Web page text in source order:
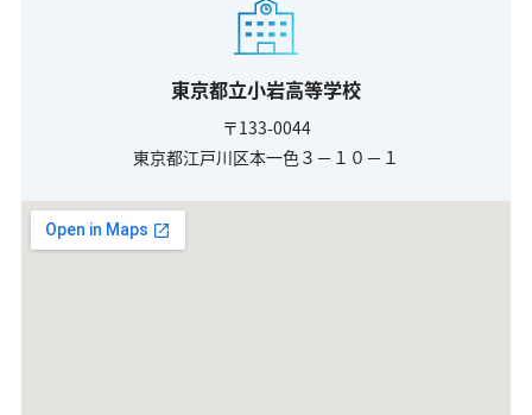
東京都立小岩高等学校
〒133-0044
東京都江戸川区本一色３－１０－１